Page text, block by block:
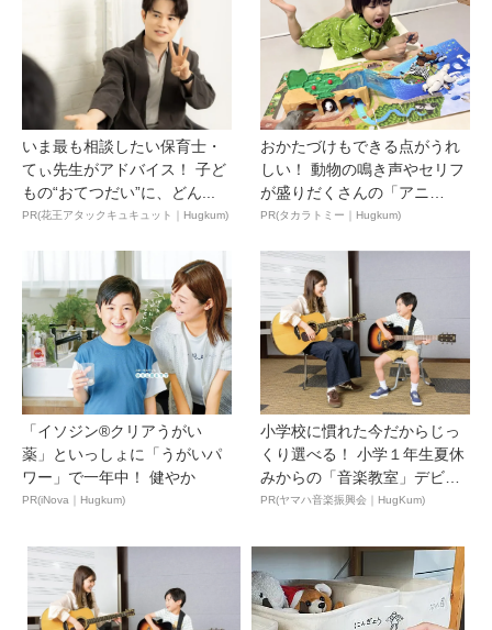
いま最も相談したい保育士・
てぃ先生がアドバイス！ 子ど
もの“おてつだい”に、どん...
PR(花王アタックキュキュット｜Hugkum)
おかたづけもできる点がうれ
しい！ 動物の鳴き声やセリフ
が盛りだくさんの「アニ
ア ...
PR(タカラトミー｜Hugkum)
「イソジン®クリアうがい
薬」といっしょに「うがいパ
ワー」で一年中！ 健やか
PR(iNova｜Hugkum)
小学校に慣れた今だからじっ
くり選べる！ 小学１年生夏休
みからの「音楽教室」デビ
ュ...
PR(ヤマハ音楽振興会｜HugKum)